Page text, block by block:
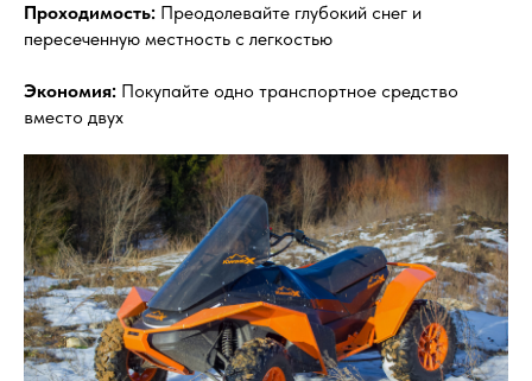
Проходимость: Преодолевайте глубокий снег и
пересеченную местность с легкостью
Экономия: Покупайте одно транспортное средство
вместо двух